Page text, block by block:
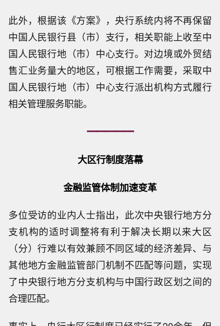
此外，根据该《方案》，央行系统内将不再保留
中国人民银行县（市）支行，相关职能上收至中
国人民银行地（市）中心支行。对边境或外贸结
售汇业务量大的地区，可根据工作需要，采取中
国人民银行地（市）中心支行派出机构方式履行
相关管理服务职能。
━━━━━
大区行制度落幕
金融监管体制加速变革
多位受访的业内人士指出，此次中央银行地方分
支机构的适时调整将有利于解决长期以来大区
（分）行难以有效兼顾不同区域的经济差异、与
其他地方金融监管部门机制不匹配等问题，实现
了中央银行地方分支机构与中国行政区划之间的
合理匹配。